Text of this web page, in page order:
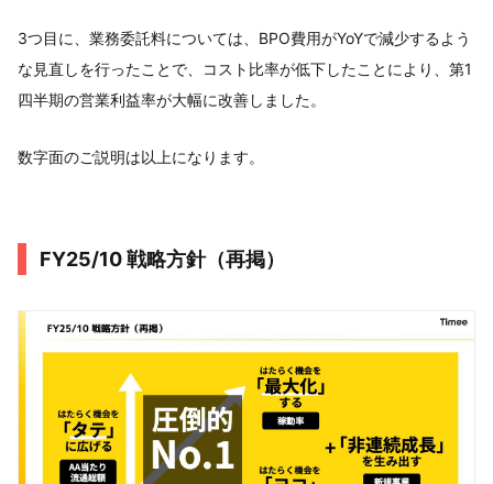
3つ目に、業務委託料については、BPO費用がYoYで減少するよう
な見直しを行ったことで、コスト比率が低下したことにより、第1
四半期の営業利益率が大幅に改善しました。
数字面のご説明は以上になります。
FY25/10 戦略方針（再掲）